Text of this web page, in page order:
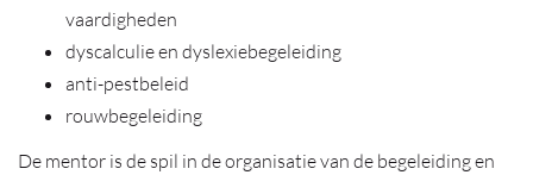
vaardigheden
dyscalculie en dyslexiebegeleiding
anti-pestbeleid
rouwbegeleiding
De mentor is de spil in de organisatie van de begeleiding en